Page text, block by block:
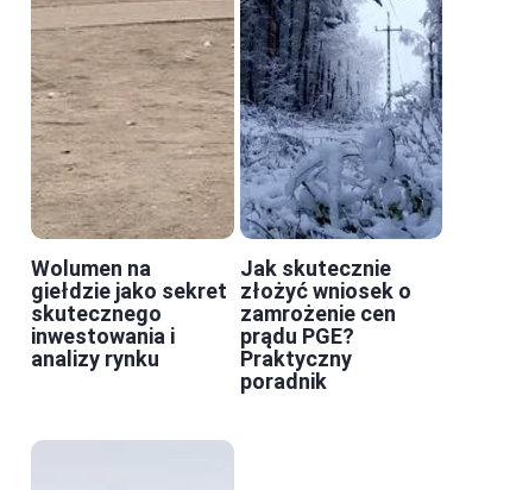
Wolumen na
giełdzie jako sekret
skutecznego
inwestowania i
analizy rynku
Jak skutecznie
złożyć wniosek o
zamrożenie cen
prądu PGE?
Praktyczny
poradnik